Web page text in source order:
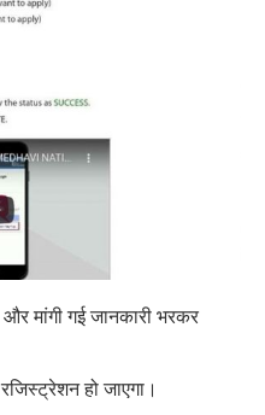
मांगी गई जानकारी भरकर
हो जाएगा।